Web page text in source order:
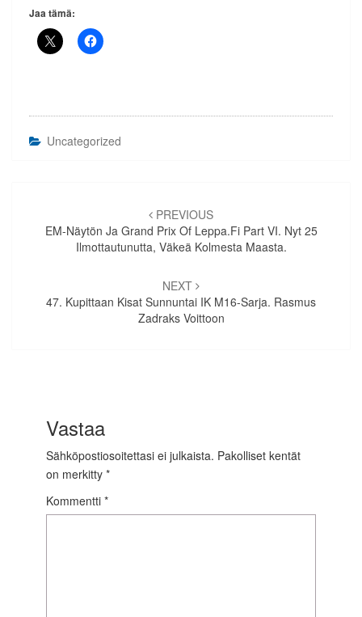
Jaa tämä:
Uncategorized
selaus
PREVIOUS
EM-Näytön Ja Grand Prix Of Leppa.fi Part VI. Nyt 25
Ilmottautunutta, Väkeä Kolmesta Maasta.
NEXT
47. Kupittaan Kisat Sunnuntai IK M16-Sarja. Rasmus
Zadraks Voittoon
Vastaa
Sähköpostiosoitettasi ei julkaista. Pakolliset kentät
on merkitty *
Kommentti *